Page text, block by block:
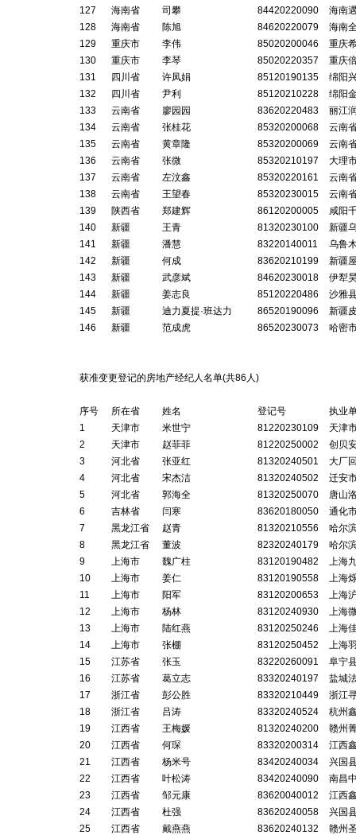
127
海南省 司攀 84420220090
海南
128
海南省 陈旭 84620220079
海南
129
重庆市 李伟 85020200046
重庆
130
重庆市 李琴 85020220357
重庆
131
四川省 许凤娟 85120190135
绵阳
132
四川省 尹利 85120210228
绵阳
133
云南省 廖园园 83620220483
丽江
134
云南省 张桂花 85320200068
云南
135
云南省 黄章隆 85320200069
云南
136
云南省 张微 85320210197
大理
137
云南省 左汶鑫 85320220161
云南
138
云南省 王望春 85320230015
云南
139
陕西省 郑建辉 86120200005
咸阳
140
新疆 王青 81320230100
新疆
141
新疆 潘慧 83220140011
乌鲁
142
新疆 何成 83620210199
新疆
143
新疆 武彦斌 84620230018
伊犁
144
新疆 姜志良 85120220486
沙雅
145
新疆 迪力夏提·班达力 86520190096
新疆
146
新疆 范成虎 86520230073 哈密
获准变更登记的房地产经纪人名单(共86 人)
序号 所在省 姓名 登记号
执业
1
天津市 米世宁 81220230109
天津
2
天津市 赵菲菲 81220250002
创贝
3
河北省 张亚红 81320240501
大厂
4
河北省 宋杰洁 81320240502
迁安
5
河北省 郭海全 81320250070
唐山
6
吉林省 闫寒 83620180050
通化
7
黑龙江省 赵青 81320210556
哈尔
8
黑龙江省 董波 82320240179
哈尔
9
上海市 魏广柱 83120190482
上海
10
上海市 姜仁 83120190558
上海
11
上海市 阳军 83120200653
上海
12
上海市 杨林 83120240930
上海
13
上海市 陆红燕 83120250246
上海
14
上海市 张棚 83120250452
上海
15
江苏省 张玉 83220260091
阜宁
16
江苏省 葛立志 83320240197
盐城
17
浙江省 彭公胜 83320210449
浙江
18
浙江省 吕涛 83320240524
杭州
19
江西省 王梅媛 81320240200
赣州
20
江西省 何琛 83320200314
江西
21
江西省 杨米号 83420240034
兴国
22
江西省 叶松涛 83420240090
南昌
23
江西省 邹元康 83620040012
江西
24
江西省 杜强 83620240058
兴国
25
江西省 戴燕燕 83620240132
赣州